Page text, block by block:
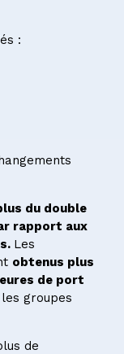
:
du double
rapport aux
Les
obtenus plus
de port
groupes
de